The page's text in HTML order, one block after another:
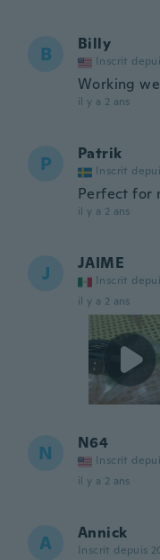
B Billy
Inscrit
Working
il y a 2 ans
P Patrik
Inscrit
Perfect for
il y a 2 ans
J JAIME
Inscrit
il y a 2 ans
N N64
Inscrit
il y a 2 ans
A Annick
Inscrit depuis